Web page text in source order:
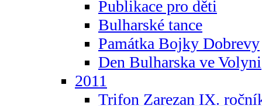
Publikace pro děti
Bulharské tance
Památka Bojky Dobrevy
Den Bulharska ve Volyni
2011
Trifon Zarezan IX.